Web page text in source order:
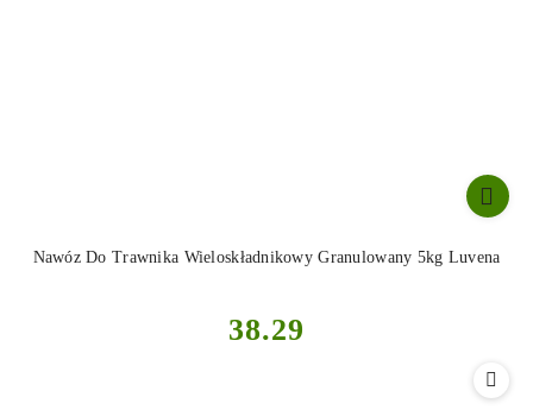
Nawóz Do Trawnika Wieloskładnikowy Granulowany 5kg Luvena
Cena:
38.29